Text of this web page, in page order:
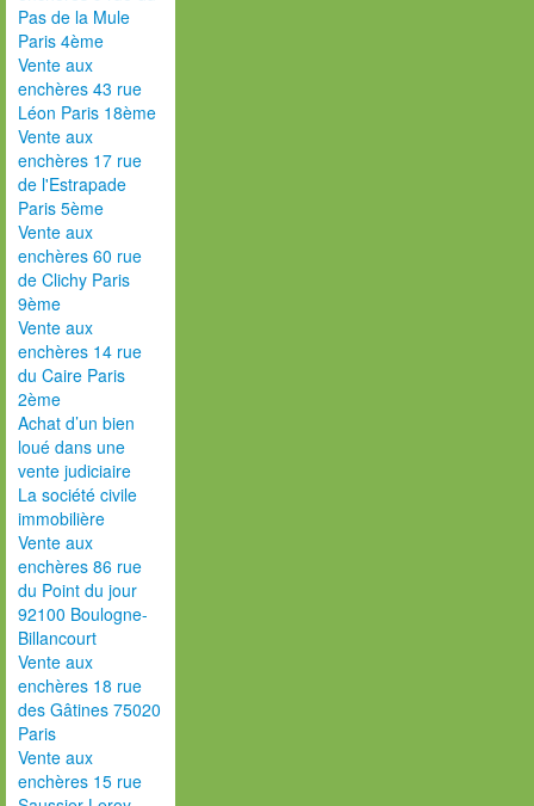
Pas de la Mule
Paris 4ème
Vente aux
enchères 43 rue
Léon Paris 18ème
Vente aux
enchères 17 rue
de l'Estrapade
Paris 5ème
Vente aux
enchères 60 rue
de Clichy Paris
9ème
Vente aux
enchères 14 rue
du Caire Paris
2ème
Achat d’un bien
loué dans une
vente judiciaire
La société civile
immobilière
Vente aux
enchères 86 rue
du Point du jour
92100 Boulogne-
Billancourt
Vente aux
enchères 18 rue
des Gâtines 75020
Paris
Vente aux
enchères 15 rue